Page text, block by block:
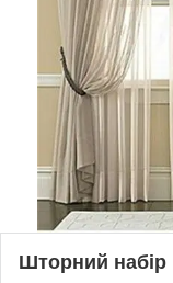
Шторний набір